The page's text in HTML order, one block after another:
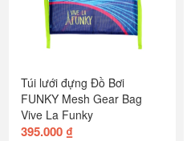
Túi lưới đựng Đồ Bơi
FUNKY Mesh Gear Bag
Vive La Funky
395.000 ₫